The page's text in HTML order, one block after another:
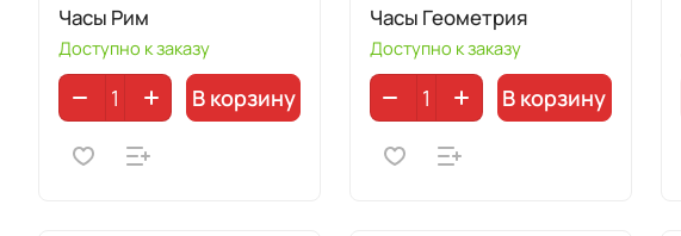
Часы Рим
Доступно к заказу
В корзину
Часы Геометрия
Доступно к заказу
В корзину